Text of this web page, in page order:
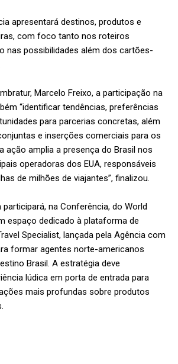
apresentará destinos, produtos e
com foco tanto nos roteiros
nas possibilidades além dos cartões-
Marcelo Freixo, a participação na
“identificar tendências, preferências
para parcerias concretas, além
e inserções comerciais para os
ação amplia a presença do Brasil nos
operadoras dos EUA, responsáveis
de milhões de viajantes”, finalizou.
na Conferência, do World
espaço dedicado à plataforma de
Specialist, lançada pela Agência com
formar agentes norte-americanos
Brasil. A estratégia deve
lúdica em porta de entrada para
mais profundas sobre produtos